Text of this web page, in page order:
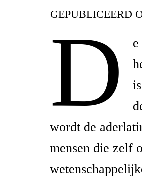
GEPUBLICEERD
D
wordt de
mensen die zelf